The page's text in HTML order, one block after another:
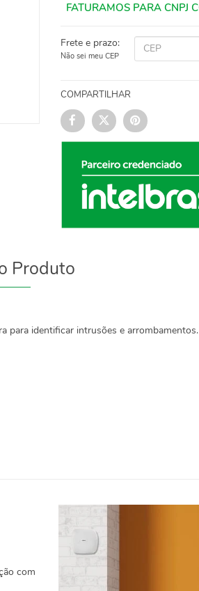
Frete e prazo:
Não sei meu CEP
COMPARTILHAR
Produto
para identificar intrusões e arrombamentos.
com